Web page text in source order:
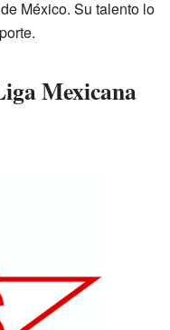
México. Su talento lo
Mexicana